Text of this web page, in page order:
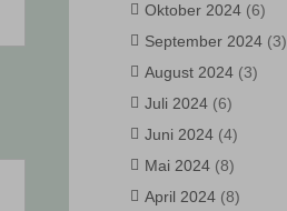
Oktober 2024(6)
September 2024(3)
August 2024(3)
Juli 2024(6)
Juni 2024(4)
Mai 2024(8)
April 2024(8)